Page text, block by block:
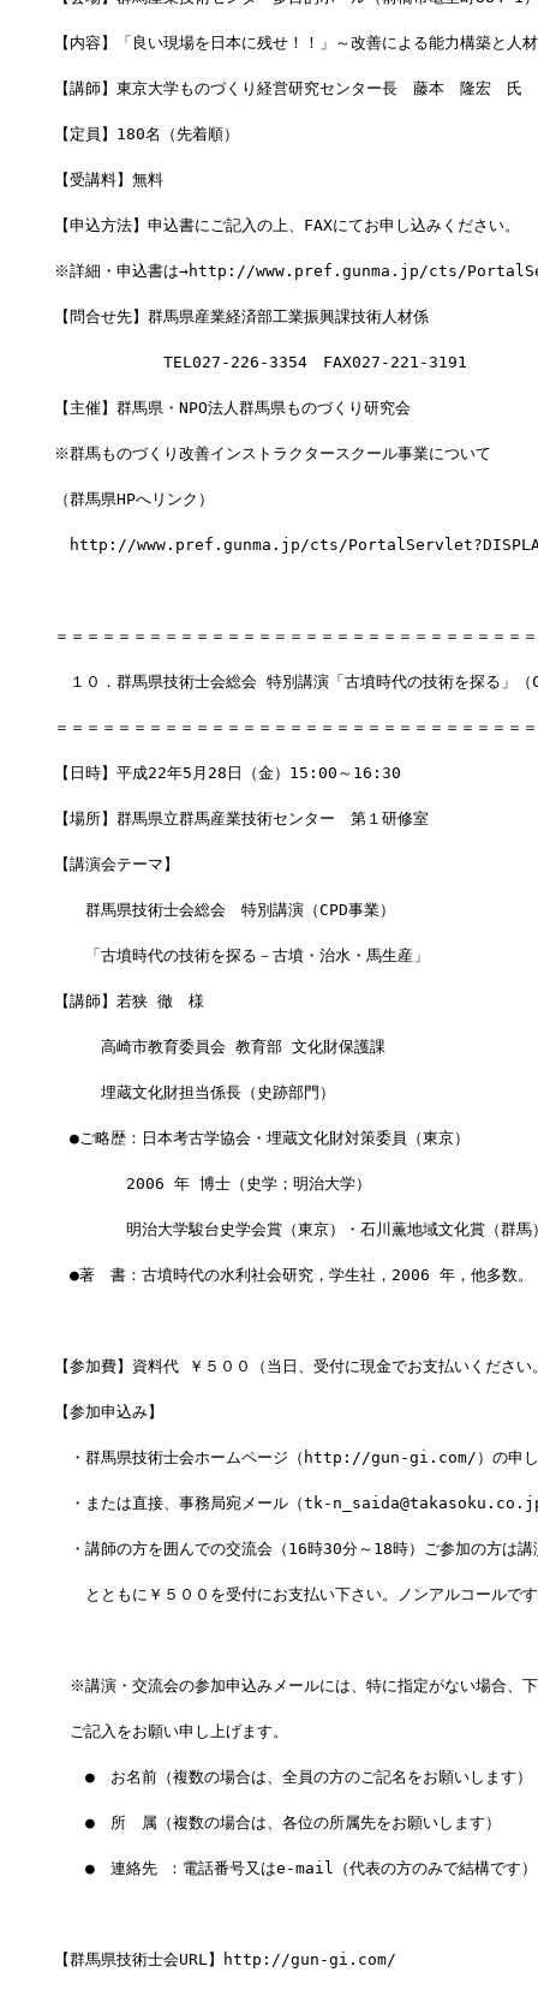
【内容】「良い現場を日本に残せ！！」～改善による能力構築と人
【講師】東京大学ものづくり経営研究センター長　藤本　隆宏　氏
【定員】180名（先着順）
【受講料】無料
【申込方法】申込書にご記入の上、FAXにてお申し込みください。
※詳細・申込書は→http://www.pref.gunma.jp/cts/
【問合せ先】群馬県産業経済部工業振興課技術人材係
TEL027-226-3354　FAX027-221-3191
【主催】群馬県・NPO法人群馬県ものづくり研究会
※群馬ものづくり改善インストラクタースクール事業について
（群馬県HPへリンク）
http://www.pref.gunma.jp/cts/
＝＝＝＝＝＝＝＝＝＝＝＝＝＝＝＝＝＝＝＝＝＝＝＝＝＝＝＝＝＝
１０．群馬県技術士会総会 特別講演「古墳時代の技術を探る」（
＝＝＝＝＝＝＝＝＝＝＝＝＝＝＝＝＝＝＝＝＝＝＝＝＝＝＝＝＝＝
【日時】平成22年5月28日（金）15:00～16:30
【場所】群馬県立群馬産業技術センター　第１研修室
【講演会テーマ】
群馬県技術士会総会　特別講演（CPD事業）
「古墳時代の技術を探る－古墳・治水・馬生産」
【講師】若狭 徹　様
高崎市教育委員会 教育部 文化財保護課
埋蔵文化財担当係長（史跡部門）
●ご略歴：日本考古学協会・埋蔵文化財対策委員（東京）
2006 年 博士（史学；明治大学）
明治大学駿台史学会賞（東京）・石川薫地域文化賞（群馬
●著　書：古墳時代の水利社会研究，学生社，2006 年，他多数。
【参加費】資料代 ￥５００（当日、受付に現金でお支払いください
【参加申込み】
・群馬県技術士会ホームページ（http://gun-gi.com/）の申し
・または直接、事務局宛メール（tk-
・講師の方を囲んでの交流会（16時30分～18時）ご参加の方は講
とともに￥５００を受付にお支払い下さい。ノンアルコールで
※講演・交流会の参加申込みメールには、特に指定がない場合、
ご記入をお願い申し上げます。
●　お名前（複数の場合は、全員の方のご記名をお願いします）
●　所　属（複数の場合は、各位の所属先をお願いします）
●　連絡先 ：電話番号又はe-mail（代表の方のみで結構です）
【群馬県技術士会URL】http://gun-gi.com/